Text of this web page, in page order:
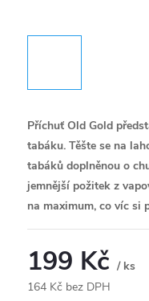
Příchuť Old Gold
tabáku. Těšte se na
tabáků doplněnou o
jemnější požitek z
na maximum, co víc si
199 Kč/ ks
164 Kč bez DPH